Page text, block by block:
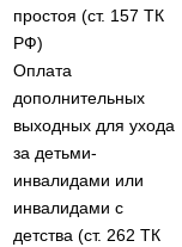
простоя (ст. 157 ТК
РФ)
Оплата
дополнительных
выходных для ухода
за детьми-
инвалидами или
инвалидами с
детства (ст. 262 ТК